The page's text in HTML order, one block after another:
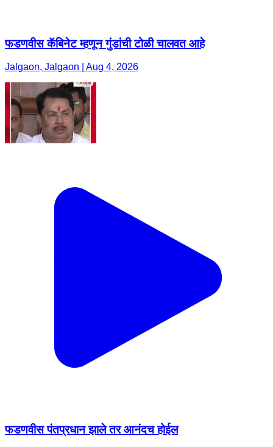
फडणवीस कॅबिनेट म्हणून गुंडांची टोळी चालवत आहे
Jalgaon, Jalgaon | Aug 4, 2026
फडणवीस पंतप्रधान झाले तर आनंदच होईल